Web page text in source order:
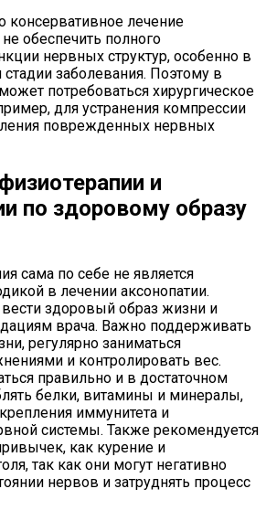
консервативное лечение
обеспечить полного
нервных структур, особенно в
стадии заболевания. Поэтому в
потребоваться хирургическое
для устранения компрессии
поврежденных нервных
и
по здоровому образу
сама по себе не является
в лечении аксонопатии.
здоровый образ жизни и
врача. Важно поддерживать
регулярно заниматься
и контролировать вес.
правильно и в достаточном
белки, витамины и минералы,
иммунитета и
системы. Также рекомендуется
как курение и
так как они могут негативно
нервов и затруднять процесс